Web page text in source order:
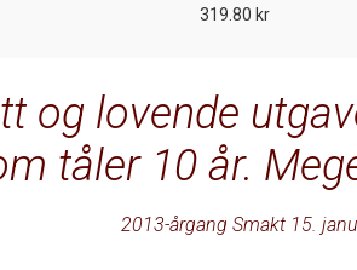
319.80 kr
og lovende
tåler 10 år.
2013-årgang Smakt 15.